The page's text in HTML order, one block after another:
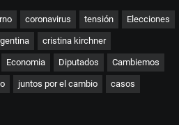
coronavirus tensión Elecciones
cristina kirchner
Economia Diputados Cambiemos
juntos por el cambio casos